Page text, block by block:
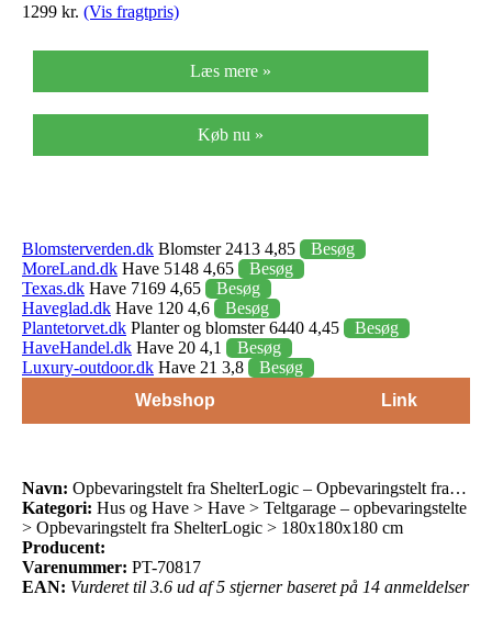
1299 kr. (Vis fragtpris)
Læs mere »
Køb nu »
Blomsterverden.dk Blomster 2413 4,85
Besøg
MoreLand.dk Have 5148 4,65
Besøg
Texas.dk Have 7169 4,65
Besøg
Haveglad.dk Have 120 4,6
Besøg
Plantetorvet.dk Planter og blomster 6440 4,45
Besøg
HaveHandel.dk Have 20 4,1
Besøg
Luxury-outdoor.dk Have 21 3,8
Besøg
Webshop
Link
Navn: Opbevaringstelt fra ShelterLogic – Opbevaringstelt fra…
Kategori: Hus og Have > Have > Teltgarage – opbevaringstelte
> Opbevaringstelt fra ShelterLogic > 180x180x180 cm
Producent:
Varenummer: PT-70817
EAN: Vurderet til 3.6 ud af 5 stjerner baseret på 14 anmeldelser